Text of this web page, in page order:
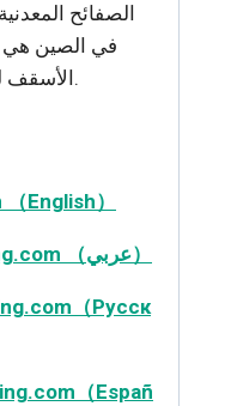
الصفائح
في الصين هي
الأسقف لصنع صفائح لوحة التسقيف.
English）
www.arabicgreatforming.com （عربي）
（Русск
（Españ